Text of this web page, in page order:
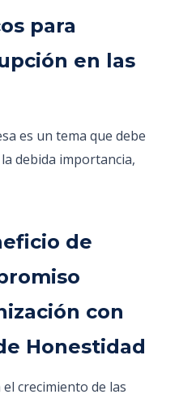
para
en las
es un tema que debe
debida importancia,
de
con
Honestidad
crecimiento de las